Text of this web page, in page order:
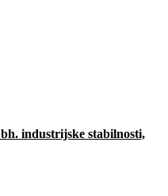
industrijske stabilnosti,